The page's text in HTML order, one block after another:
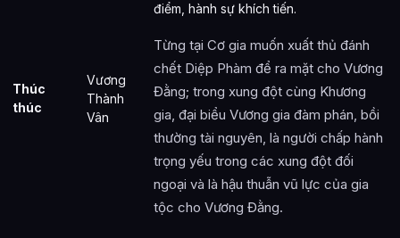
Thúc
thúc
Vương
Thành
Vân
điểm, hành sự khích tiến.
Từng tại Cơ gia muốn xuất thủ đánh
chết Diệp Phàm để ra mặt cho Vương
Đằng; trong xung đột cùng Khương
gia, đại biểu Vương gia đàm phán, bồi
thường tài nguyên, là người chấp hành
trọng yếu trong các xung đột đối
ngoại và là hậu thuẫn vũ lực của gia
tộc cho Vương Đằng.